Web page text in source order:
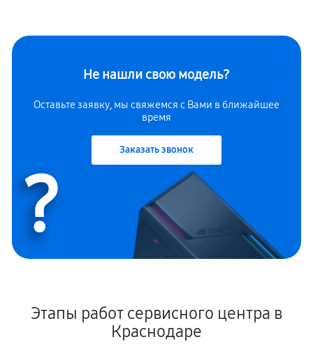
Не нашли свою модель?
Оставьте заявку, мы свяжемся с Вами в ближайшее
время
Заказать звонок
?
Этапы работ сервисного центра в
Краснодаре